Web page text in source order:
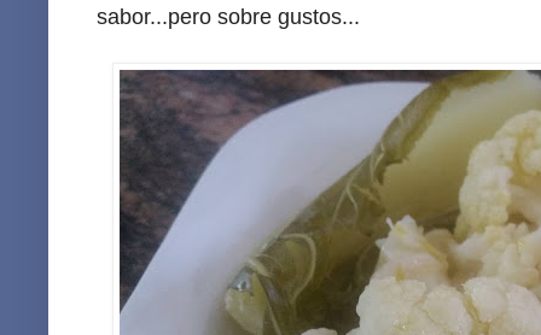
sabor...pero sobre gustos...